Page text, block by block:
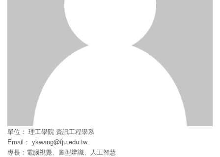
單位： 理工學院 資訊工程學系
Email： ykwang@fju.edu.tw
專長：電腦視覺、圖型辨識、人工智慧